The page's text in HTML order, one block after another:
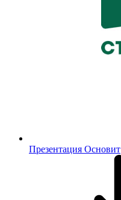
Презентация Основит